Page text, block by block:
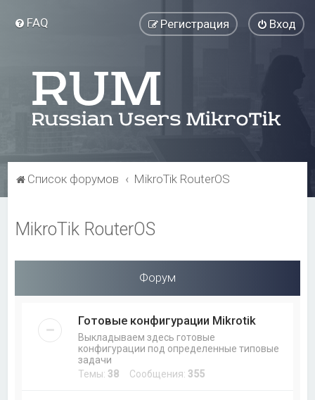
FAQ Вход
Регистрация
Список форумов MikroTik RouterOS
MikroTik RouterOS
Форум
Готовые конфигурации Mikrotik
Выкладываем здесь готовые
конфигурации под определенные типовые
задачи
Темы: 38 Сообщения: 355